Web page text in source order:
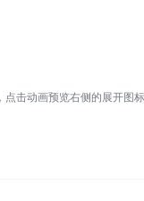
击动画预览右侧的展开图标